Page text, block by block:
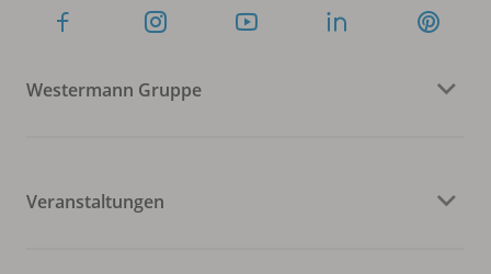
Westermann Gruppe
Veranstaltungen